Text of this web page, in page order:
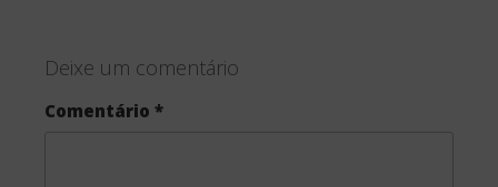
Deixe um comentário
Comentário *